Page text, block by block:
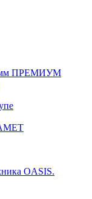
мм ПРЕМИУМ
OASIS.